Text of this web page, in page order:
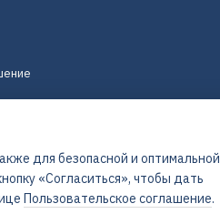
для безопасной и оптимальной
«Согласиться», чтобы дать
Пользовательское соглашение.